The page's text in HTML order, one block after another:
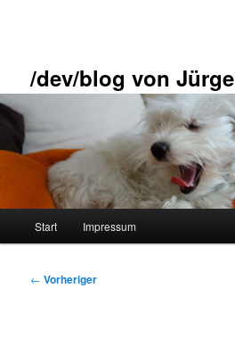
/dev/blog von
Start Impressum
Beitragsnavigation
← Vorheriger